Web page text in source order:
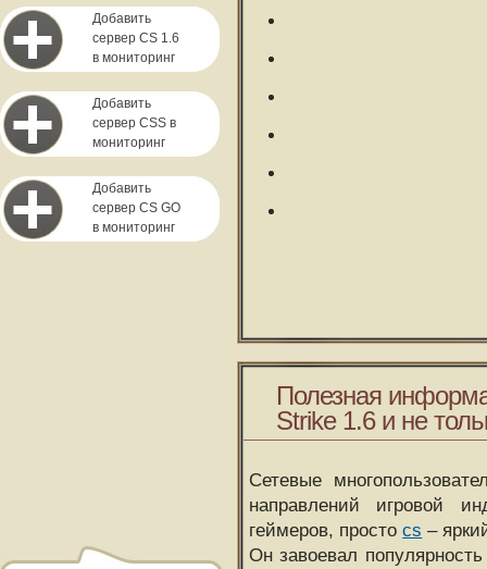
Добавить
сервер CS 1.6
в мониторинг
Добавить
сервер CSS в
мониторинг
Добавить
сервер CS GO
в мониторинг
Полезная
Strike 1.6 и не
Сетевые
направлений игровой
геймеров, простоcs –
Он завоевал